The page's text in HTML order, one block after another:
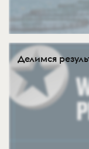
Делимся